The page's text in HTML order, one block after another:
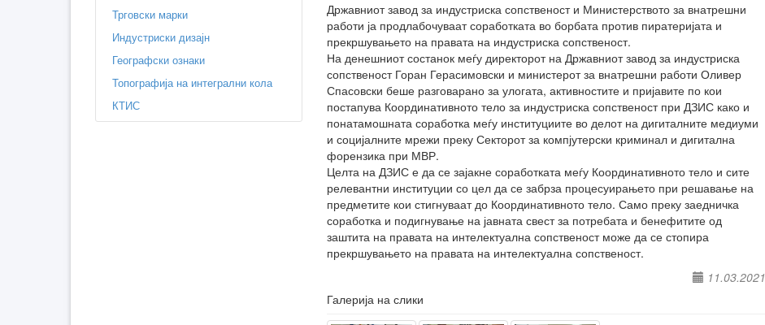
Трговски марки
Индустриски дизајн
Географски ознаки
Топографија на интегрални кола
КТИС
Државниот завод за индустриска сопственост и Министерството за внатрешни
работи ја продлабочуваат соработката во борбата против пиратеријата и
прекршувањето на правата на индустриска сопственост.
На денешниот состанок меѓу директорот на Државниот завод за индустриска
сопственост Горан Герасимовски и министерот за внатрешни работи Оливер
Спасовски беше разговарано за улогата, активностите и пријавите по кои
постапува Координативното тело за индустриска сопственост при ДЗИС како и
понатамошната соработка меѓу институциите во делот на дигиталните медиуми
и социјалните мрежи преку Секторот за компјутерски криминал и дигитална
форензика при МВР.
Целта на ДЗИС е да се зајакне соработката меѓу Координативното тело и сите
релевантни институции со цел да се забрза процесуирањето при решавање на
предметите кои стигнуваат до Координативното тело. Само преку заедничка
соработка и подигнување на јавната свест за потребата и бенефитите од
заштита на правата на интелектуална сопственост може да се стопира
прекршувањето на правата на интелектуална сопственост.
11.03.2021
Галерија на слики